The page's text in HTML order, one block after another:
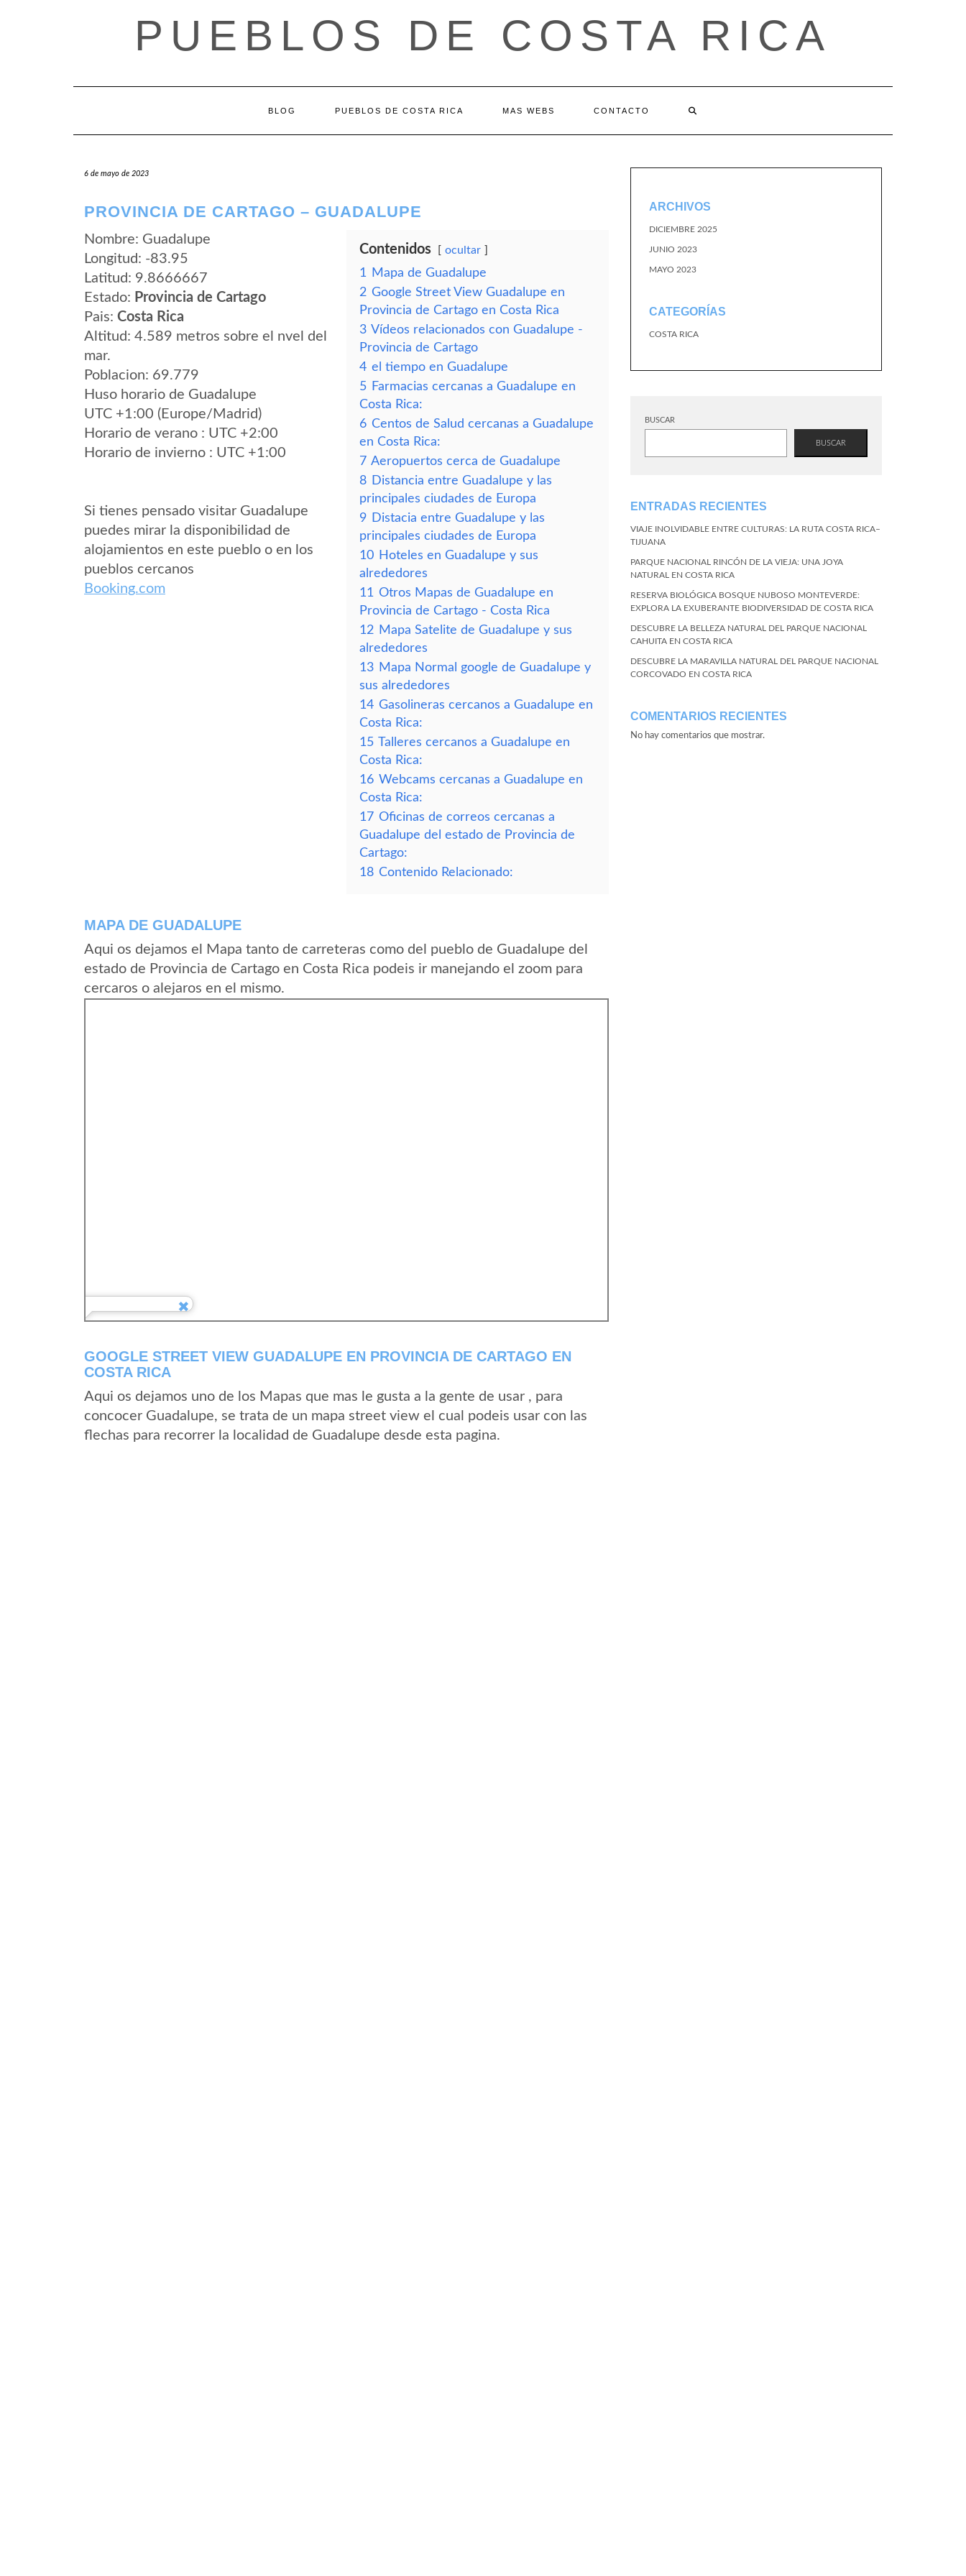
PUEBLOS DE COSTA RICA
BLOG PUEBLOS DE COSTA RICA MAS WEBS CONTACTO
6 de mayo de 2023
PROVINCIA DE CARTAGO – GUADALUPE
Nombre: Guadalupe
Longitud: -83.95
Latitud: 9.8666667
Estado: Provincia de Cartago
Pais: Costa Rica
Altitud: 4.589 metros sobre el nvel del
mar.
Poblacion: 69.779
Huso horario de Guadalupe
UTC +1:00 (Europe/Madrid)
Horario de verano : UTC +2:00
Horario de invierno : UTC +1:00
Si tienes pensado visitar Guadalupe
puedes mirar la disponibilidad de
alojamientos en este pueblo o en los
pueblos cercanos
Booking.com
Contenidos ocultar
1
Mapa de Guadalupe
2 Google Street View Guadalupe en
Provincia de Cartago en Costa Rica
3 Vídeos relacionados con Guadalupe -
Provincia de Cartago
4 el tiempo en Guadalupe
5 Farmacias cercanas a Guadalupe en
Costa Rica:
6 Centos de Salud cercanas a Guadalupe
en Costa Rica:
7 Aeropuertos cerca de Guadalupe
8 Distancia entre Guadalupe y las
principales ciudades de Europa
9 Distacia entre Guadalupe y las
principales ciudades de Europa
10 Hoteles en Guadalupe y sus
alrededores
11 Otros Mapas de Guadalupe en
Provincia de Cartago - Costa Rica
12 Mapa Satelite de Guadalupe y sus
alrededores
13 Mapa Normal google de Guadalupe y
sus alrededores
14 Gasolineras cercanos a Guadalupe en
Costa Rica:
15 Talleres cercanos a Guadalupe en
Costa Rica:
16 Webcams cercanas a Guadalupe en
Costa Rica:
17 Oficinas de correos cercanas a
Guadalupe del estado de Provincia de
Cartago:
18 Contenido Relacionado:
MAPA DE GUADALUPE
Aqui os dejamos el Mapa tanto de carreteras como del pueblo de Guadalupe del
estado de Provincia de Cartago en Costa Rica podeis ir manejando el zoom para
cercaros o alejaros en el mismo.
GOOGLE STREET VIEW GUADALUPE EN PROVINCIA DE CARTAGO EN
COSTA RICA
Aqui os dejamos uno de los Mapas que mas le gusta a la gente de usar , para
concocer Guadalupe, se trata de un mapa street view el cual podeis usar con las
flechas para recorrer la localidad de Guadalupe desde esta pagina.
ARCHIVOS
DICIEMBRE 2025
JUNIO 2023
MAYO 2023
CATEGORÍAS
COSTA RICA
BUSCAR
BUSCAR
ENTRADAS RECIENTES
VIAJE INOLVIDABLE ENTRE CULTURAS: LA RUTA COSTA RICA–
TIJUANA
PARQUE NACIONAL RINCÓN DE LA VIEJA: UNA JOYA
NATURAL EN COSTA RICA
RESERVA BIOLÓGICA BOSQUE NUBOSO MONTEVERDE:
EXPLORA LA EXUBERANTE BIODIVERSIDAD DE COSTA RICA
DESCUBRE LA BELLEZA NATURAL DEL PARQUE NACIONAL
CAHUITA EN COSTA RICA
DESCUBRE LA MARAVILLA NATURAL DEL PARQUE NACIONAL
CORCOVADO EN COSTA RICA
COMENTARIOS RECIENTES
No hay comentarios que mostrar.